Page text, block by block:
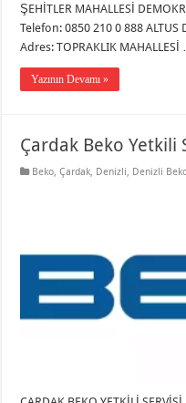
ŞEHİTLER MAHALLESİ
Telefon: 0850 210 0 888 ALTUS
Adres: TOPRAKLIK MAHALLESİ
Yazının Devamı »
Çardak Beko Yetkili
Beko,Çardak, Denizli, Denizli